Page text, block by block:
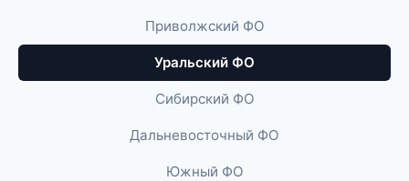
Приволжский ФО
Уральский ФО
Сибирский ФО
Дальневосточный ФО
Южный ФО